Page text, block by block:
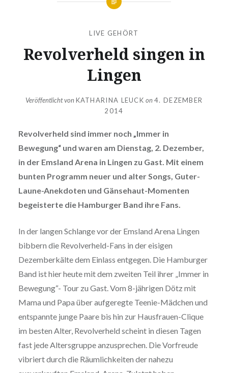
LIVE GEHÖRT
Revolverheld singen in
Lingen
Veröffentlicht vonKATHARINA LEUCK on4. DEZEMBER
2014
Revolverheld sind immer noch „Immer in
Bewegung“ und waren am Dienstag, 2. Dezember,
in der Emsland Arena in Lingen zu Gast. Mit einem
bunten Programm neuer und alter Songs, Guter-
Laune-Anekdoten und Gänsehaut-Momenten
begeisterte die Hamburger Band ihre Fans.
In der langen Schlange vor der Emsland Arena Lingen
bibbern die Revolverheld-Fans in der eisigen
Dezemberkälte dem Einlass entgegen. Die Hamburger
Band ist hier heute mit dem zweiten Teil ihrer „Immer in
Bewegung“- Tour zu Gast. Vom 8-jährigen Dötz mit
Mama und Papa über aufgeregte Teenie-Mädchen und
entspannte junge Paare bis hin zur Hausfrauen-Clique
im besten Alter, Revolverheld scheint in diesen Tagen
fast jede Altersgruppe anzusprechen. Die Vorfreude
vibriert durch die Räumlichkeiten der nahezu